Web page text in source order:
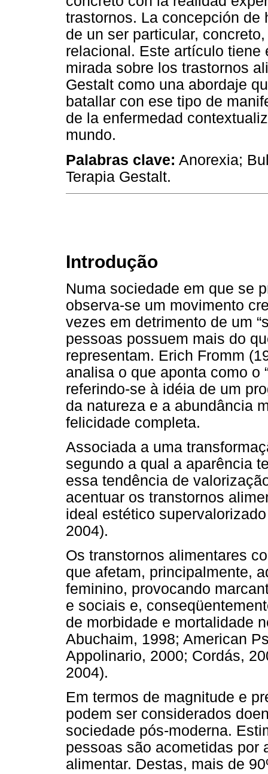
trastornos. La concepción de
de un ser particular,
relacional. Este artículo
mirada sobre los trastornos
Gestalt como una abordaje
batallar con ese tipo de
de la enfermedad
mundo.
Palabras clave: Anorexia;
Terapia Gestalt.
Introdução
Numa sociedade em que se
observa-se um movimento
vezes em detrimento de um
pessoas possuem mais do
representam. Erich Fromm
analisa o que aponta como o
referindo-se à idéia de um
da natureza e a abundância
felicidade completa.
Associada a uma
segundo a qual a aparência
essa tendência de
acentuar os transtornos
ideal estético
2004).
Os transtornos alimentares
que afetam, principalmente,
feminino, provocando
e sociais e,
de morbidade e mortalidade
Abuchaim, 1998; American
Appolinario, 2000; Cordás,
2004).
Em termos de magnitude e
podem ser considerados
sociedade pós-moderna.
pessoas são acometidas por
alimentar. Destas, mais de